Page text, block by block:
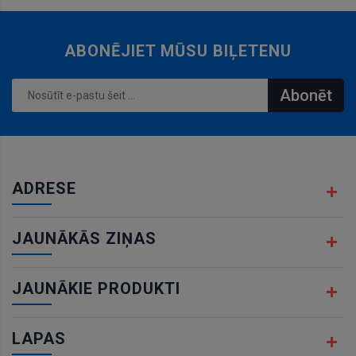
ABONĒJIET MŪSU BIĻETENU
Abonēt
ADRESE
JAUNĀKĀS ZIŅAS
JAUNĀKIE PRODUKTI
LAPAS